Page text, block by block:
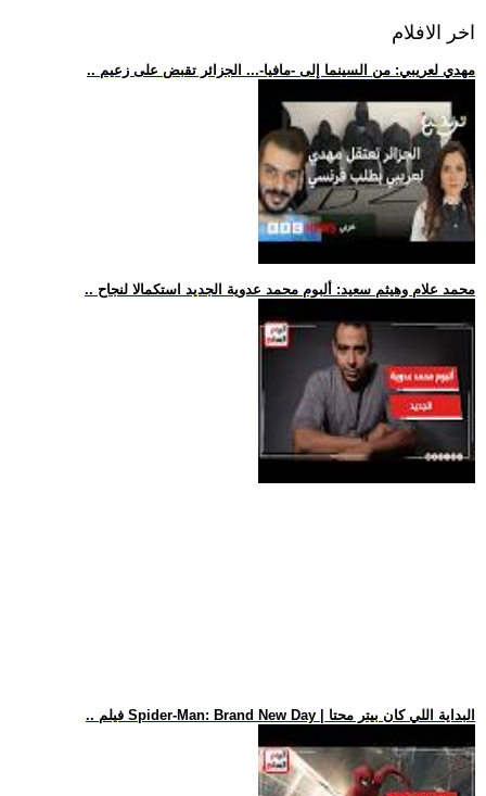
اخر الافلام
.. مهدي لعريبي: من السينما إلى -مافيا-... الجزائر تقبض على زعيم
.. محمد علام وهيثم سعيد: ألبوم محمد عدوية الجديد استكمالا لنجاح
.. فيلم Spider-Man: Brand New Day | البداية اللي كان بيتر محتا